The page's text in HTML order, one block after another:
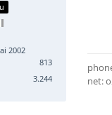
2002
813
3.244
net: